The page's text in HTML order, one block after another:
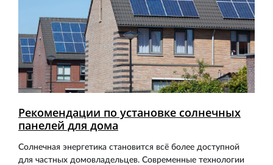
Рекомендации по установке солнечных
панелей для дома
Солнечная энергетика становится всё более доступной
для частных домовладельцев. Современные технологии